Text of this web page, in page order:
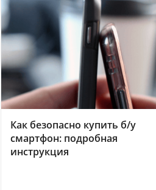
Как безопасно купить б/у
смартфон: подробная
инструкция